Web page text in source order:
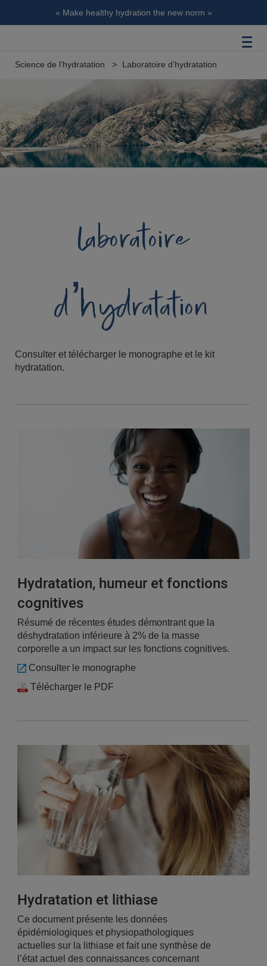
« Make healthy hydration the new norm »
Science de l’hydratation Laboratoire d’hydratation
Laboratoire
d’hydratation
Consulter et télécharger le monographe et le kit
hydratation.
Hydratation, humeur et fonctions
cognitives
Résumé de récentes études démontrant que la
déshydratation inférieure à 2% de la masse
corporelle a un impact sur les fonctions cognitives.
Consulter le monographe
Télécharger le PDF
Hydratation et lithiase
Ce document présente les données
épidémiologiques et physiopathologiques
actuelles sur la lithiase et fait une synthèse de
l’état actuel des connaissances concernant